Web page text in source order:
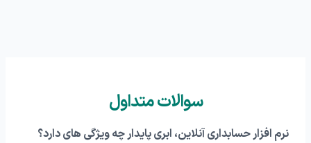
سوالات متداول
نرم افزار حسابداری آنلاین، ابری پایدار چه ویژگی های دارد؟